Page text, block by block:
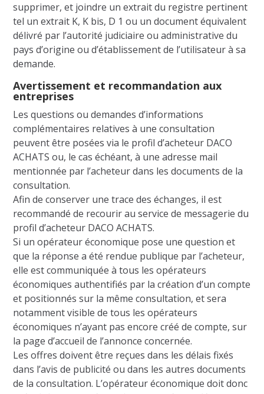
supprimer, et joindre un extrait du registre pertinent
tel un extrait K, K bis, D 1 ou un document équivalent
délivré par l’autorité judiciaire ou administrative du
pays d’origine ou d’établissement de l’utilisateur à sa
demande.
Avertissement et recommandation aux
entreprises
Les questions ou demandes d’informations
complémentaires relatives à une consultation
peuvent être posées via le profil d’acheteur DACO
ACHATS ou, le cas échéant, à une adresse mail
mentionnée par l’acheteur dans les documents de la
consultation.
Afin de conserver une trace des échanges, il est
recommandé de recourir au service de messagerie du
profil d’acheteur DACO ACHATS.
Si un opérateur économique pose une question et
que la réponse a été rendue publique par l’acheteur,
elle est communiquée à tous les opérateurs
économiques authentifiés par la création d’un compte
et positionnés sur la même consultation, et sera
notamment visible de tous les opérateurs
économiques n’ayant pas encore créé de compte, sur
la page d’accueil de l’annonce concernée.
Les offres doivent être reçues dans les délais fixés
dans l’avis de publicité ou dans les autres documents
de la consultation. L’opérateur économique doit donc